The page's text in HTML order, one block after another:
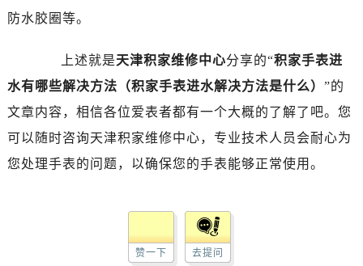
防水胶圈等。
上述就是天津积家维修中心分享的“积家手表进
水有哪些解决方法（积家手表进水解决方法是什么） ”的
文章内容，相信各位爱表者都有一个大概的了解了吧。您
可以随时咨询天津积家维修中心，专业技术人员会耐心为
您处理手表的问题，以确保您的手表能够正常使用。
赞一下 去提问